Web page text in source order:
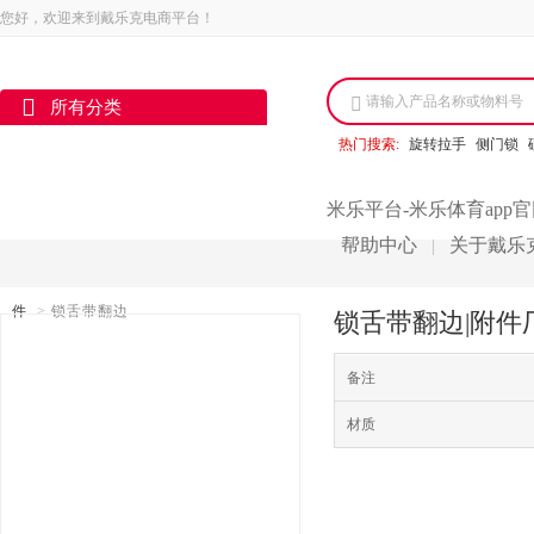
您好，欢迎来到戴乐克电商平台！
所有分类 请输入产品名称或物料号
热门搜索: 旋转拉手 侧门锁
米乐平台-米乐体育app
帮助中心
关于戴乐
件 > 锁舌带翻边 锁舌带翻边|附件
备注
材质